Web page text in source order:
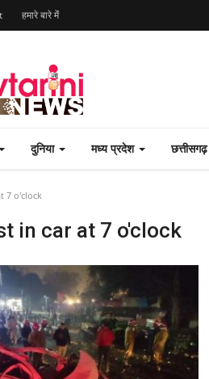
हमारे बारे मेंं
दुनिया मध्य प्रदेश छत्तीसगढ़
7 o'clock
in car at 7 o'clock